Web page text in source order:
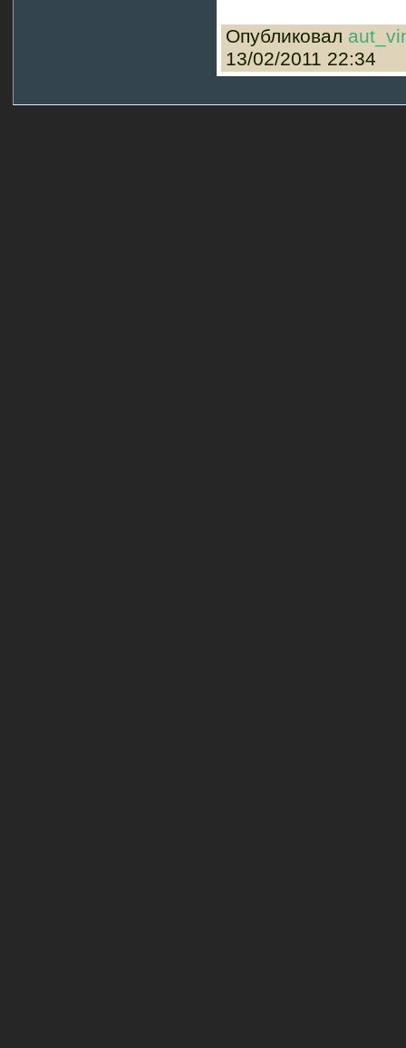
Опубликовал
13/02/2011 22:34